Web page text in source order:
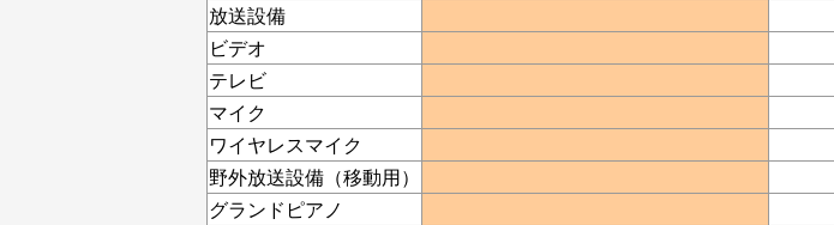
放送設備
ビデオ
テレビ
マイク
ワイヤレスマイク
野外放送設備（移動用）
グランドピアノ